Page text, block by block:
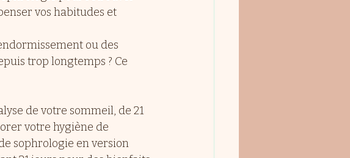
vos habitudes et
ou des
trop longtemps ? Ce
de votre sommeil, de 21
votre hygiène de
sophrologie en version